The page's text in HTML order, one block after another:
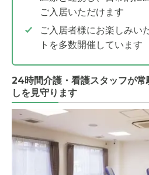
ご入居いただけます
ご入居者様にお楽しみい
トを多数開催しています
24時間介護・看護スタッフが常
しを見守ります